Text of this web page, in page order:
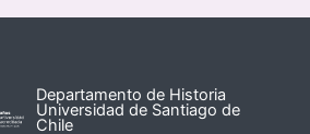
Departamento de Historia
Universidad de Santiago de
Chile